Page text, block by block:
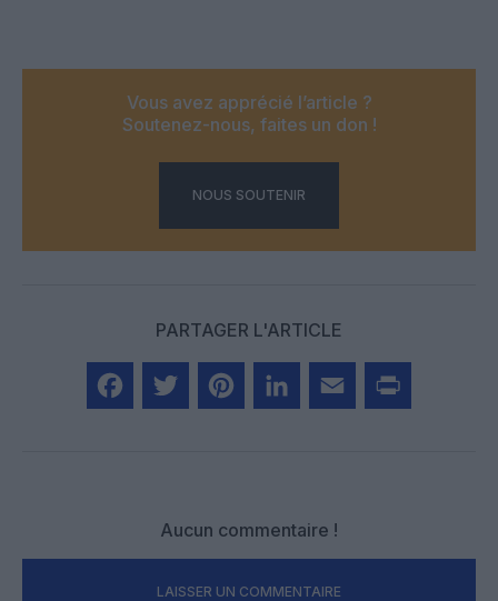
Vous avez apprécié l’article ?
Soutenez-nous, faites un don !
NOUS SOUTENIR
PARTAGER L'ARTICLE
Aucun commentaire !
LAISSER UN COMMENTAIRE